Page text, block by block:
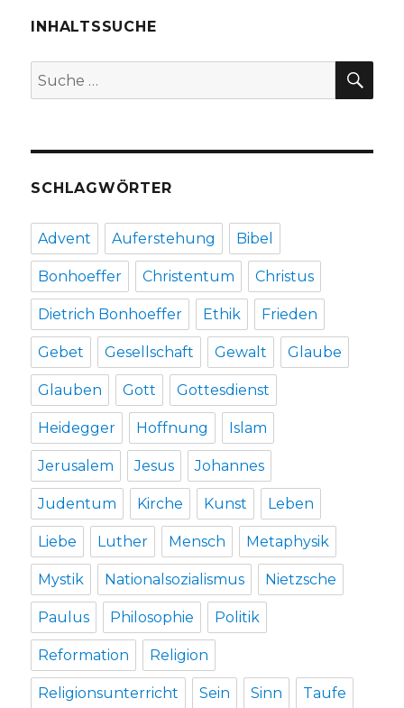
INHALTSSUCHE
Suche
nach:
SCHLAGWÖRTER
Advent Auferstehung Bibel
Bonhoeffer Christentum Christus
Dietrich Bonhoeffer Ethik Frieden
Gebet Gesellschaft Gewalt Glaube
Glauben Gott Gottesdienst
Heidegger Hoffnung Islam
Jerusalem Jesus Johannes
Judentum Kirche Kunst Leben
Liebe Luther Mensch Metaphysik
Mystik Nationalsozialismus Nietzsche
Paulus Philosophie Politik
Reformation Religion
Religionsunterricht Sein Sinn Taufe